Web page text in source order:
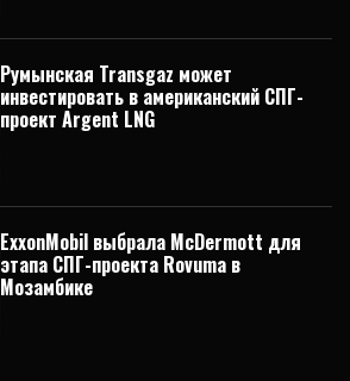
Румынская Transgaz может
инвестировать в американский СПГ-
проект Argent LNG
ExxonMobil выбрала McDermott для
этапа СПГ-проекта Rovuma в
Мозамбике